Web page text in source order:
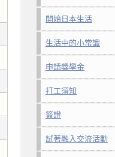
開始日本生活
生活中的小常識
申請獎學金
打工須知
簽證
試著融入交流活動